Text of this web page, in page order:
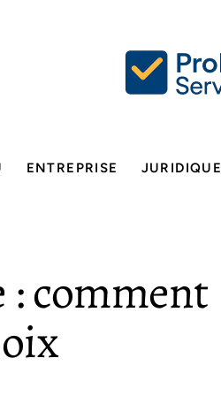
ENTREPRISE JURIDIQUE
: comment